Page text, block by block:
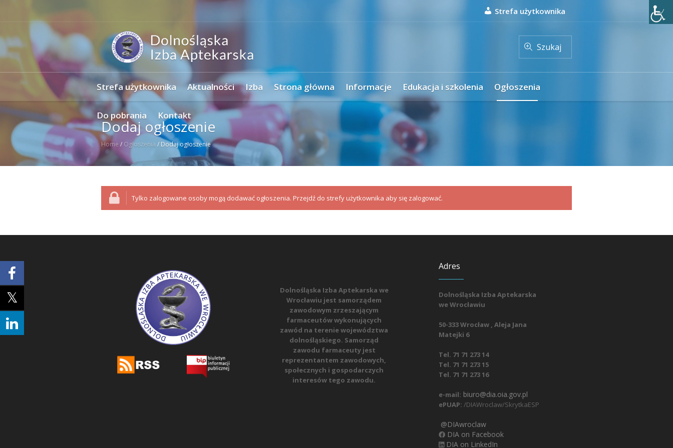
Strefa użytkownika
Szukaj
Strefa użytkownika Aktualności Izba Strona główna Informacje Edukacja i szkolenia Ogłoszenia
Do pobrania Kontakt
Dodaj ogłoszenie
Home / Ogłoszenia / Dodaj ogłoszenie
Tylko zalogowane osoby mogą dodawać ogłoszenia. Przejdź do strefy użytkownika aby się zalogować.
Dolnośląska Izba Aptekarska we
Wrocławiu jest samorządem
zawodowym zrzeszającym
farmaceutów wykonujących
zawód na terenie województwa
dolnośląskiego. Samorząd
zawodu farmaceuty jest
reprezentantem zawodowych,
społecznych i gospodarczych
interesów tego zawodu.
Adres
Dolnośląska Izba Aptekarska
we Wrocławiu
50-333 Wrocław , Aleja Jana
Matejki 6
Tel. 71 71 273 14
Tel. 71 71 273 15
Tel. 71 71 273 16
e-mail: biuro@dia.oia.gov.pl
ePUAP: /DIAWroclaw/SkrytkaESP
@DIAwroclaw
DIA on Facebook
DIA on LinkedIn